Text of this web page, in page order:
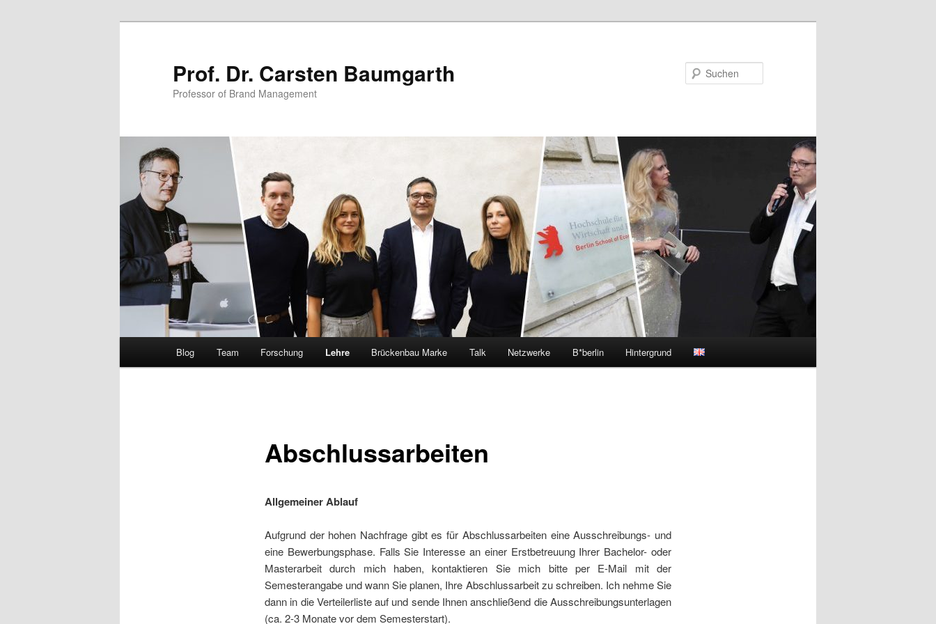
Prof. Dr. Carsten Baumgarth
Professor of Brand Management
Blog Team Forschung Lehre Brückenbau Marke Talk Netzwerke B*berlin Hintergrund
Abschlussarbeiten
Allgemeiner Ablauf
Aufgrund der hohen Nachfrage gibt es für Abschlussarbeiten eine Ausschreibungs- und
eine Bewerbungsphase. Falls Sie Interesse an einer Erstbetreuung Ihrer Bachelor- oder
Masterarbeit durch mich haben, kontaktieren Sie mich bitte per E-Mail mit der
Semesterangabe und wann Sie planen, Ihre Abschlussarbeit zu schreiben. Ich nehme Sie
dann in die Verteilerliste auf und sende Ihnen anschließend die Ausschreibungsunterlagen
(ca. 2-3 Monate vor dem Semesterstart).